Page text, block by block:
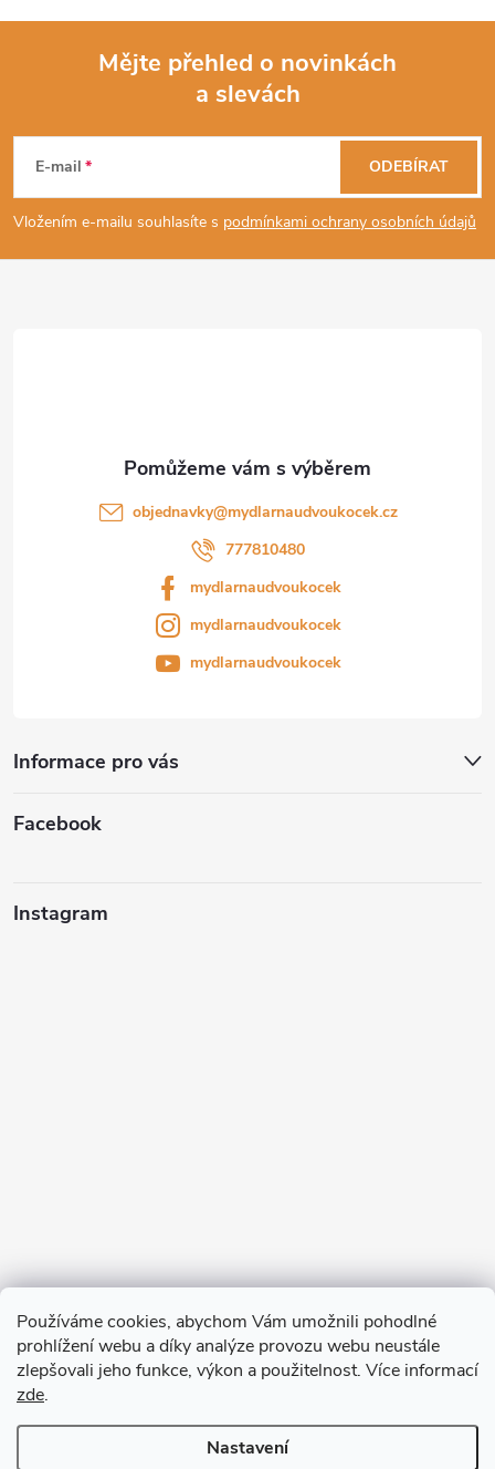
Používáme cookies, abychom Vám umožnili pohodlné
prohlížení webu a díky analýze provozu webu neustále
zlepšovali jeho funkce, výkon a použitelnost. Více informací
zde.
Nastavení
p
Mějte přehled o novinkách
a slevách
E-mail
Vložením e-mailu souhlasíte s podmínkami ochrany osobních údajů
ODEBÍRAT
objednavky@mydlarnaudvoukocek.cz
777810480
mydlarnaudvoukocek
mydlarnaudvoukocek
mydlarnaudvoukocek
Informace pro vás
Facebook
Instagram
Sledovat na Instagramu
Blog